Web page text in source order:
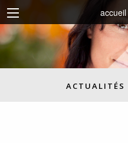
accueil
ACTUALITÉS